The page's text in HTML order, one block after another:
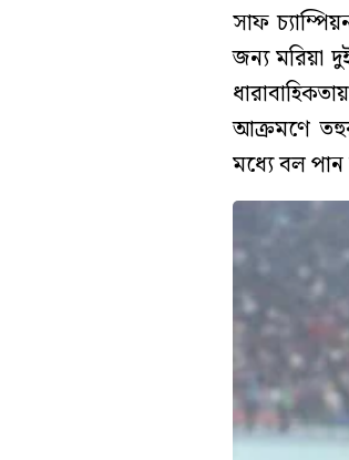
সাফ
জন্য মরিয়া
আক্রমণে
মধ্যে বল